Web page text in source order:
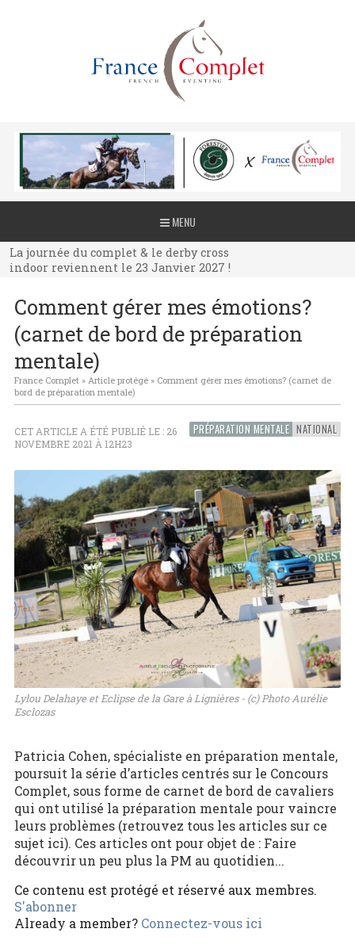
MENU
La journée du complet & le derby cross
indoor reviennent le 23 Janvier 2027 !
La journée du complet & le derby cross
indoor reviennent le 23 Janvier 2027 !
indoor reviennent le 23 Janvier 2027 !
Comment gérer mes émotions?
(carnet de bord de préparation
mentale)
France Complet» Article protégé» Comment gérer mes émotions? (carnet de
bord de préparation mentale)
PRÉPARATION MENTALE NATIONAL
CET ARTICLE A ÉTÉ PUBLIÉ LE : 26
NOVEMBRE 2021 À 12H23
Lylou Delahaye et Eclipse de la Gare à Lignières - (c) Photo Aurélie
Esclozas
Patricia Cohen, spécialiste en préparation mentale,
poursuit la série d’articles centrés sur le Concours
Complet, sous forme de carnet de bord de cavaliers
qui ont utilisé la préparation mentale pour vaincre
leurs problèmes (retrouvez tous les articles sur ce
sujet ici). Ces articles ont pour objet de : Faire
découvrir un peu plus la PM au quotidien...
Ce contenu est protégé et réservé aux membres.
S'abonner
Already a member? Connectez-vous ici